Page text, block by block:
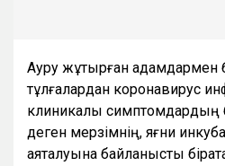
Ауру жұқтырған адамдармен
тұлғалардан коронавирус
клиникалық симптомдардың
деген мерзімнің, яғни
аяқталуына байланысты